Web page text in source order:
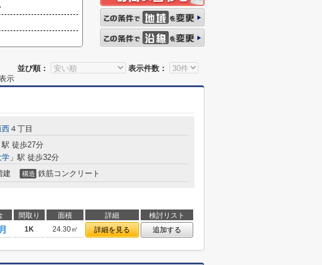
並び順：
表示件数：
示
西 ４丁目
駅 徒歩27分
学 」駅 徒歩32分
建 構造 鉄筋コンクリート
間取り 面積 詳細
検討リスト
1K 24.30㎡ 詳細を見る 追加する